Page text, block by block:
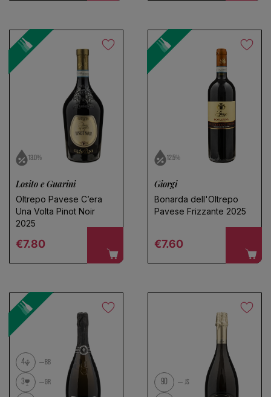
13.0%
Losito e Guarini
Oltrepo Pavese C’era
Una Volta Pinot Noir
2025
Regular price
€7.80
12.5%
Giorgi
Bonarda dell'Oltrepo
Pavese Frizzante 2025
Regular price
€7.60
4 BB
3 GR 90 JS